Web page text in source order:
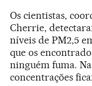
Os cientistas,
Cherrie,
níveis de PM2,5
que os
ninguém fuma.
concentrações